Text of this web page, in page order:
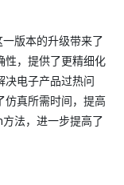
版本的升级带来了
性，提供了更精细化
决电子产品过热问
仿真所需时间，提高
法，进一步提高了